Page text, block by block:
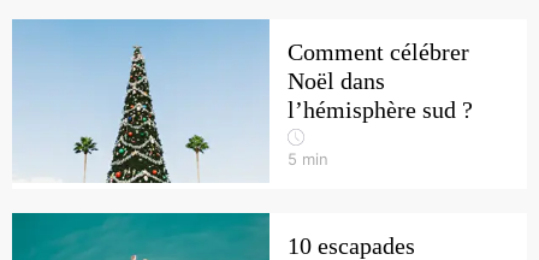
Comment célébrer
Noël dans
l’hémisphère sud ?
5 min
10 escapades